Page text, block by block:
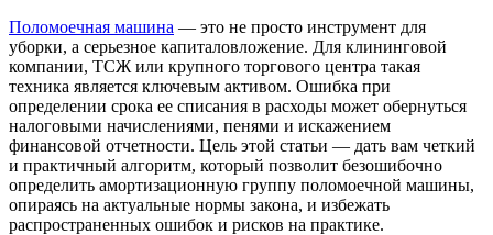
Поломоечная машина — это не просто инструмент для
уборки, а серьезное капиталовложение. Для клининговой
компании, ТСЖ или крупного торгового центра такая
техника является ключевым активом. Ошибка при
определении срока ее списания в расходы может обернуться
налоговыми начислениями, пенями и искажением
финансовой отчетности. Цель этой статьи — дать вам четкий
и практичный алгоритм, который позволит безошибочно
определить амортизационную группу поломоечной машины,
опираясь на актуальные нормы закона, и избежать
распространенных ошибок и рисков на практике.